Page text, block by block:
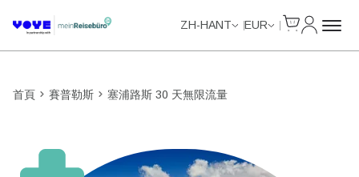
ZH-HANT EUR
首頁 賽普勒斯 塞浦路斯 30 天無限流量